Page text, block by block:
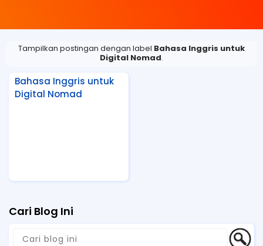
Tampilkan postingan dengan label Bahasa Inggris untuk
Digital Nomad.
Bahasa Inggris untuk
Digital Nomad
Cari Blog Ini